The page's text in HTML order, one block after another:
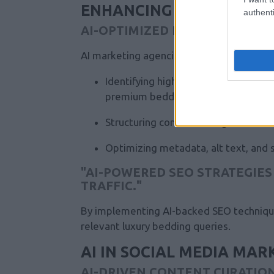
ENHANCING SEO FOR
AI-OPTIMIZED KEYWORD
AI marketing agencies refine search
Identifying high-performing
premium bedding."
Structuring content to align with AI-
Optimizing metadata, alt text, and
"AI-POWERED SEO
TRAFFIC."
By implementing AI-backed SEO
relevant luxury bedding queries.
AI IN SOCIAL MEDIA